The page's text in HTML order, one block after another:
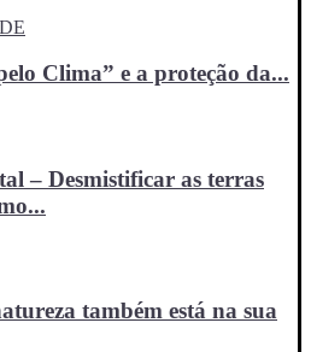
Clima” e a proteção da...
– Desmistificar as terras
também está na sua